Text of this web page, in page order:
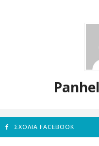
ΣΧΌΛΙΑ FACEBOOK